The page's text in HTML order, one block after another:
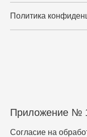
Политика
Приложение №
Согласие на